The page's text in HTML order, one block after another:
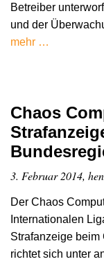
Betreiber
und der
mehr …
Chaos
3. Februar 2014,
Der Chaos
Internationalen
Strafanzeige beim
richtet sich unter